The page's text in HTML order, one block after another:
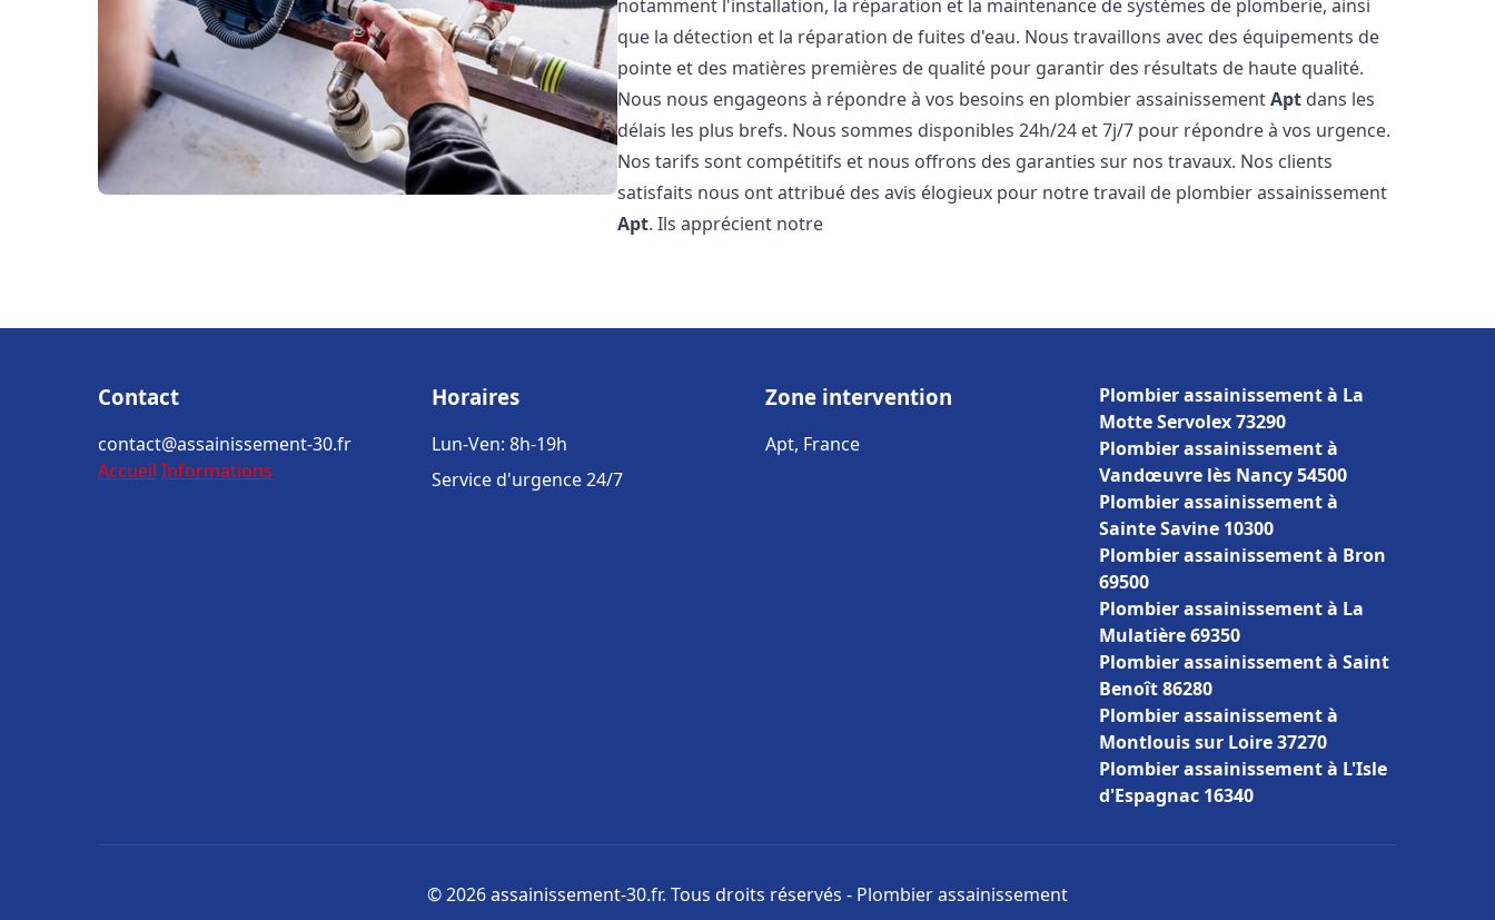
notamment l'installation, la réparation et la maintenance de systèmes de plomberie, ainsi
que la détection et la réparation de fuites d'eau. Nous travaillons avec des équipements de
pointe et des matières premières de qualité pour garantir des résultats de haute qualité.
Nous nous engageons à répondre à vos besoins en plombier assainissementApt dans les
délais les plus brefs. Nous sommes disponibles 24h/24 et 7j/7 pour répondre à vos urgence.
Nos tarifs sont compétitifs et nous offrons des garanties sur nos travaux. Nos clients
satisfaits nous ont attribué des avis élogieux pour notre travail de plombier assainissement
Apt. Ils apprécient notre
Contact
contact@assainissement-30.fr
Accueil Informations
Horaires
Lun-Ven: 8h-19h
Service d'urgence 24/7
Zone intervention
Apt, France
Plombier assainissement à La
Motte Servolex 73290
Plombier assainissement à
Vandœuvre lès Nancy 54500
Plombier assainissement à
Sainte Savine 10300
Plombier assainissement à Bron
69500
Plombier assainissement à La
Mulatière 69350
Plombier assainissement à Saint
Benoît 86280
Plombier assainissement à
Montlouis sur Loire 37270
Plombier assainissement à L'Isle
d'Espagnac 16340
© 2026 assainissement-30.fr. Tous droits réservés - Plombier assainissement